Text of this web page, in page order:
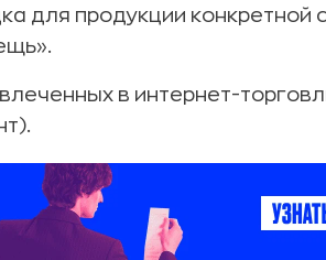
для продукции конкретной
в интернет-